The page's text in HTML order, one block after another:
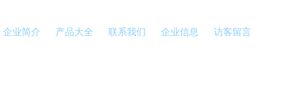
企业简介 产品大全 联系我们 企业信息 访客留言